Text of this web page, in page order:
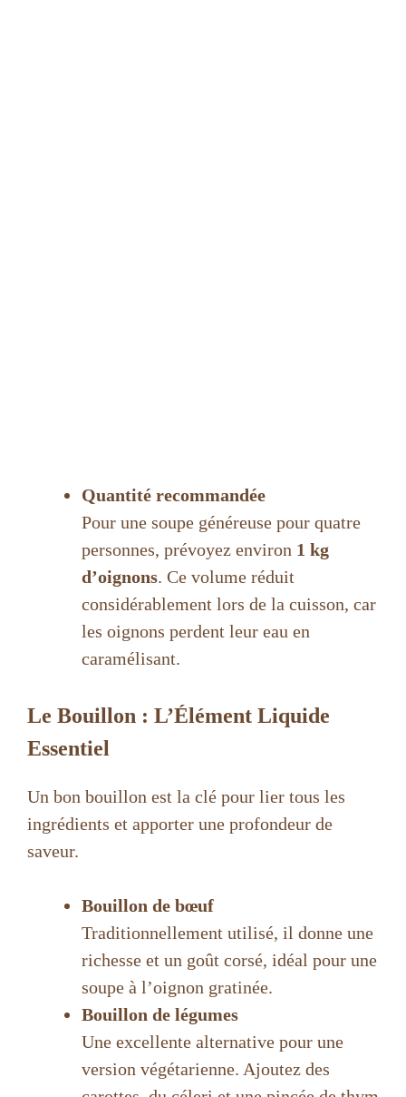
Quantité recommandée
Pour une soupe généreuse pour quatre
personnes, prévoyez environ 1 kg
d’oignons. Ce volume réduit
considérablement lors de la cuisson, car
les oignons perdent leur eau en
caramélisant.
Le Bouillon : L’Élément Liquide
Essentiel
Un bon bouillon est la clé pour lier tous les
ingrédients et apporter une profondeur de
saveur.
Bouillon de bœuf
Traditionnellement utilisé, il donne une
richesse et un goût corsé, idéal pour une
soupe à l’oignon gratinée.
Bouillon de légumes
Une excellente alternative pour une
version végétarienne. Ajoutez des